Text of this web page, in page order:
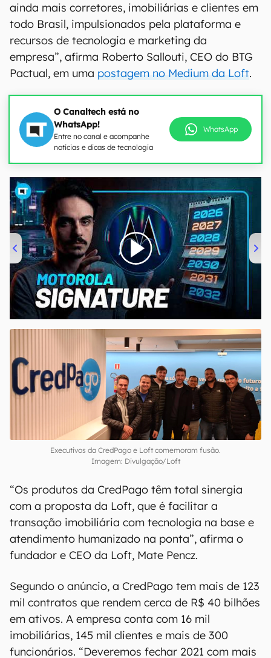
ainda mais corretores, imobiliárias e clientes em
todo Brasil, impulsionados pela plataforma e
recursos de tecnologia e marketing da
empresa”, afirma Roberto Sallouti, CEO do BTG
Pactual, em uma postagem no Medium da Loft.
O Canaltech está no
WhatsApp!
Entre no canal e acompanhe
notícias e dicas de tecnologia
WhatsApp
00:00/20:46
Executivos da CredPago e Loft comemoram fusão.
Imagem: Divulgação/Loft
“Os produtos da CredPago têm total sinergia
com a proposta da Loft, que é facilitar a
transação imobiliária com tecnologia na base e
atendimento humanizado na ponta”, afirma o
fundador e CEO da Loft, Mate Pencz.
Segundo o anúncio, a CredPago tem mais de 123
mil contratos que rendem cerca de R$ 40 bilhões
em ativos. A empresa conta com 16 mil
imobiliárias, 145 mil clientes e mais de 300
funcionários. “Deveremos fechar 2021 com mais